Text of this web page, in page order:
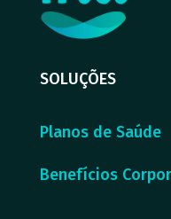
SOLUÇÕES
Planos de Saúde
Benefícios